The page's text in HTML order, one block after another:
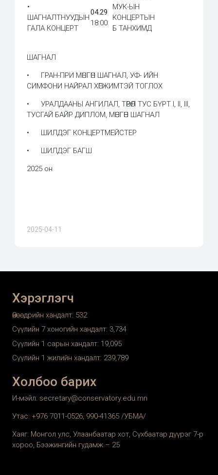
•
ШАГНАЛТНУУДЫН
ГАЛА КОНЦЕРТ
04.29
18:00
МУК-ЫН
КОНЦЕРТЫН
Б ТАНХИМД
ШАГНАЛ
• ГРАН-ПРИ МӨНГӨН ШАГНАЛ, УФ- ИЙН
СИМФОНИ НАЙРАЛ ХӨГЖИМТЭЙ ТОГЛОХ
• УРАЛДААНЫ АНГИЛАЛ, ТӨРӨЛ ТУС БҮРТ I, II, III,
ТУСГАЙ БАЙР ДИПЛОМ, МӨНГӨН ШАГНАЛ
• ШИЛДЭГ КОНЦЕРТМЕЙСТЕР
• ШИЛДЭГ БАГШ
2025 он
2025-04-11
Хэрэглэгч
Өнөөдрийн хандалт: 532
Сүүлийн 7 хоногийн хандалт: 3,734
Сүүлийн 1 сарын хандалт: 19,095
Сүүлийн 1 жилийн хандалт: 239,789
Холбоо барих
И-мэйл: secretary@conservatory.edu.mn
Утас: +976 7011-0526, 990-41365 /УБМА/
Хаяг: Монгол улс, Улаанбаатар хот, Сүхбаатар дүүрэг 7-р
хороо, Бээжингийн гудамж – 25